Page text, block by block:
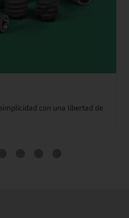
con una libertad de